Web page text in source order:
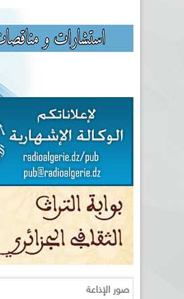
صور الإذاعة